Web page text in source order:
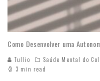
Como Desenvolver uma
Tullio Saúde Mental do
3 min read